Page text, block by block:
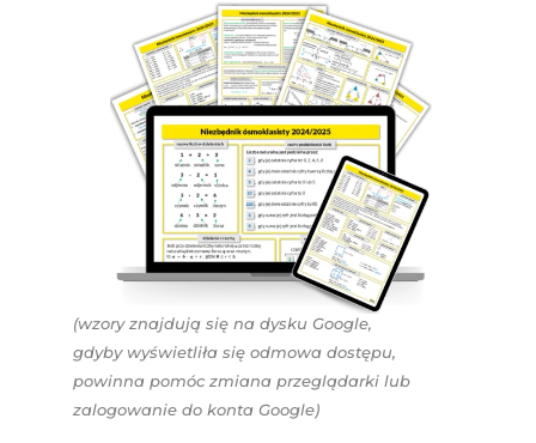
(wzory znajdują się na dysku Google,
gdyby wyświetliła się odmowa dostępu,
powinna pomóc zmiana przeglądarki lub
zalogowanie do konta Google)